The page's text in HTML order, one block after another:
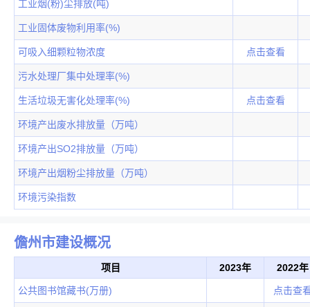
工业烟(粉)尘排放(吨)
工业固体废物利用率(%)
可吸入细颗粒物浓度 点击查看
污水处理厂集中处理率(%)
生活垃圾无害化处理率(%) 点击查看
环境产出废水排放量（万吨）
环境产出SO2排放量（万吨）
环境产出烟粉尘排放量（万吨）
环境污染指数
儋州市建设概况
项目 2023年 2022年
公共图书馆藏书(万册) 点击查